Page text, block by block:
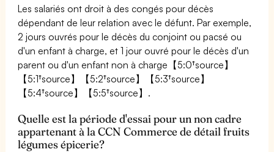
Les salariés ont droit à des congés pour décès
dépendant de leur relation avec le défunt. Par exemple,
2 jours ouvrés pour le décès du conjoint ou pacsé ou
d'un enfant à charge, et 1 jour ouvré pour le décès d'un
parent ou d'un enfant non à charge【5:0†source】
【5:1†source】【5:2†source】【5:3†source】
【5:4†source】【5:5†source】.
Quelle est la période d'essai pour un non cadre
appartenant à la CCN Commerce de détail fruits
légumes épicerie?